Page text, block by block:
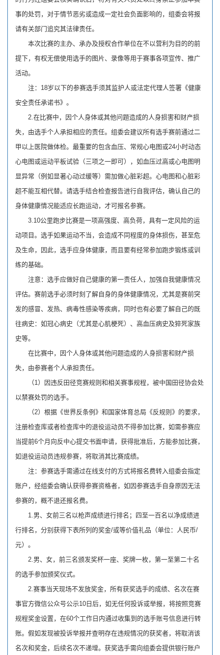
事的处罚，对于情节恶劣或造成一定社会负面影响的，组委会将报
请有关部门追究其法律责任。
本次比赛的主办、承办及授权合作单位在不以营利为目的的前
提下，有权无偿使用选手的图片、录像等用于赛事各项宣传、推广
活动。
注：18岁以下的参赛选手须其监护人或法定代理人签署《健康
安全责任承诺书》。
2.在比赛中，因个人身体或其他问题造成的人身损害和财产损
失，由选手个人承担相应的责任。组委会建议所有选手赛前通过二
甲以上医院做体检。最重要的包含血压、常规心电图或24小时动态
心电图或运动平板试验（三项之一即可），如血压过高或心电图明
显异常（例如显著心动过缓等）需加做心脏彩超。心电图和心脏彩
超不能互相代替。请选手结合检查报告进行自我评估，确认自己的
身体健康情况能适应长跑运动，才可报名参赛。
3.10公里跑步比赛是一项高强度、高负荷，具有一定风险的运
动项目。选手如果运动不当，会造成不同程度的身体损伤，甚至危
及生命，因此，选手应身体健康，而且要有经常参加跑步锻炼或训
练的基础。
注意：选手应做好自己健康的第一责任人，加强自我健康情况
评估。赛前选手必须时刻了解自身的身体健康情况，尤其是赛前突
发的感冒、发热、病毒性感染等疾病，同时也有必要了解自己的既
往病史：如冠心病史（尤其是心肌梗死）、高血压病史及猝死家族
史等。
在比赛中，因个人身体或其他问题造成的人身损害和财产损
失，由参赛者个人承担责任。
（1）因违反田径竞赛规则和相关赛事规程，被中国田径协会处
以禁赛处罚的选手。
（2）根据《世界反条例》和国家体育总局《反规则》的要求，
注册检查库或者检查库中的退役运动员不得参加比赛，如需参赛应
当提前6个月向反中心提交书面申请，获得批准后，方能参加比赛，
如退役运动员违规参赛，将取消其比赛成绩。
注：参赛选手需通过在线支付的方式将报名费转入组委会指定
账户，经组委会确认获得参赛资格者，如因参赛选手自身原因无法
参赛的，概不退还报名费。
1.男、女前三名以枪声成绩进行排名；四至一百名以净成绩进
行排名，分别获得下表所列的奖金/或等价值礼品（单位：人民币/
元）。
2.男、女，前三名颁发奖杯一座、奖牌一枚，第一至第二十名
的选手参加颁奖仪式。
2.赛事当天现场不发放奖金，所有获奖选手的成绩、名次在赛
事官方微信公众号公示10日后，如无任何投诉或举报，将按照竞赛
规程奖金设置，在60个工作日内通过收集到的选手账号信息进行转
账。假如发现被投诉举报并查明存在违规情况的获奖者，将取消该
名次和奖金，后续名次不递增。获奖选手需向组委会提供银行账户